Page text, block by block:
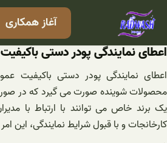
رفتن
آغاز همکاری
اعطای نمایندگی پودر دستی باکیفیت
اعطای نمایندگی پودر دستی باکیفیت
محصولات شوینده صورت می گیرد که در
یک برند خاص می توانند با ارتباط با
کارخانجات و با قبول شرایط نمایندگی، این